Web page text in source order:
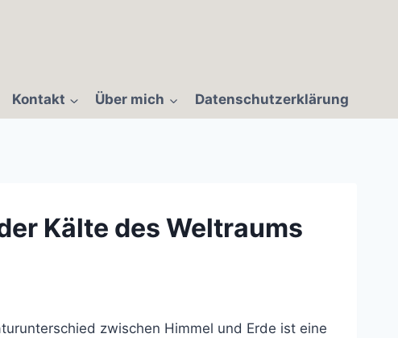
Kontakt Über mich Datenschutzerklärung
Kälte des Weltraums
zwischen Himmel und Erde ist eine